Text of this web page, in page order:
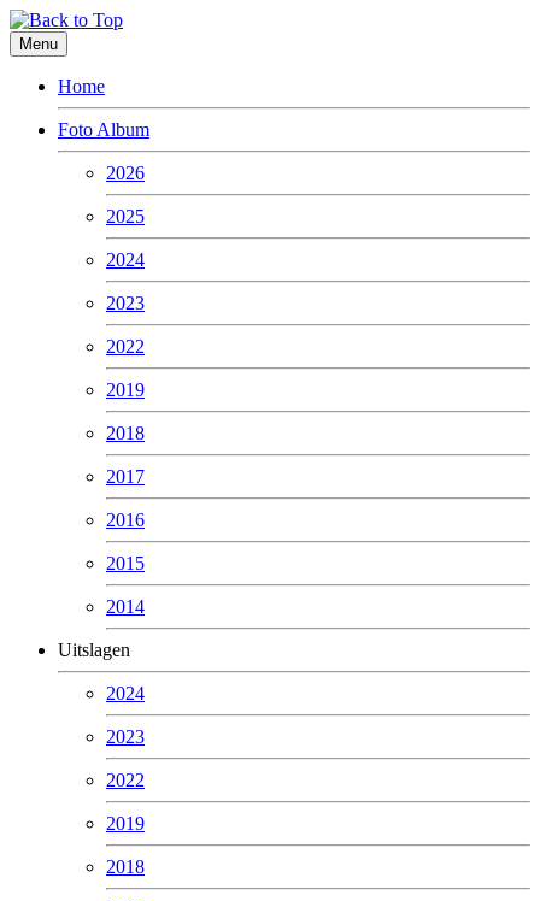
Menu
Home
Foto Album
2026
2025
2024
2023
2022
2019
2018
2017
2016
2015
2014
Uitslagen
2024
2023
2022
2019
2018